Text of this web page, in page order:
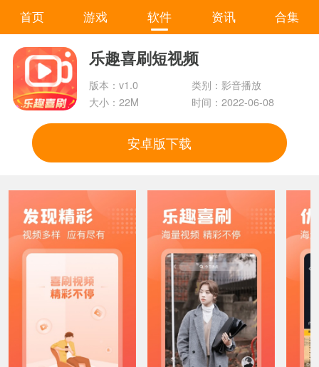
首页 游戏 软件 资讯 合集
乐趣喜刷短视频
版本：v1.0
类别：影音播放
大小：22M
时间：2022-06-08
安卓版下载